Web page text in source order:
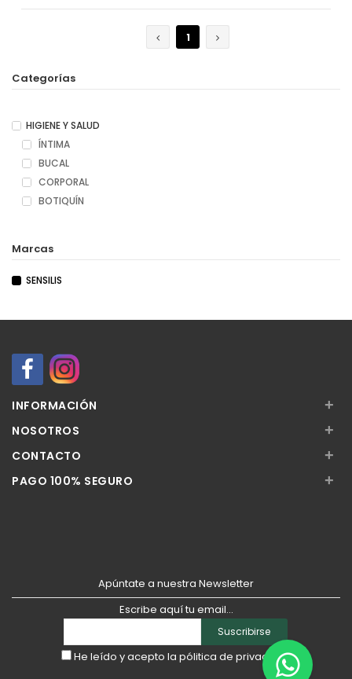
1
Categorías
HIGIENE Y SALUD
ÍNTIMA
BUCAL
CORPORAL
BOTIQUÍN
Marcas
SENSILIS
INFORMACIÓN +
NOSOTROS +
CONTACTO +
PAGO 100% SEGURO +
Apúntate a nuestra Newsletter
Escribe aquí tu email...
Suscribirse
He leído y acepto la pólitica de privacidad